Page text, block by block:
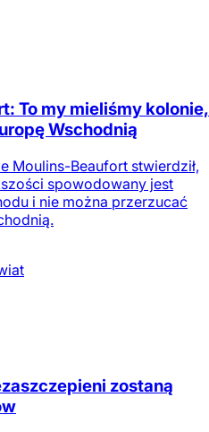
To my mieliśmy kolonie,
Wschodnią
Moulins-Beaufort stwierdził,
spowodowany jest
i nie można przerzucać
zostaną